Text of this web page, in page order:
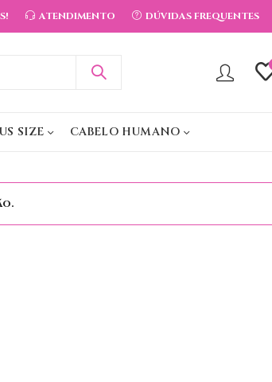
ATENDIMENTO DÚVIDAS FREQUENTES
SIZE CABELO HUMANO